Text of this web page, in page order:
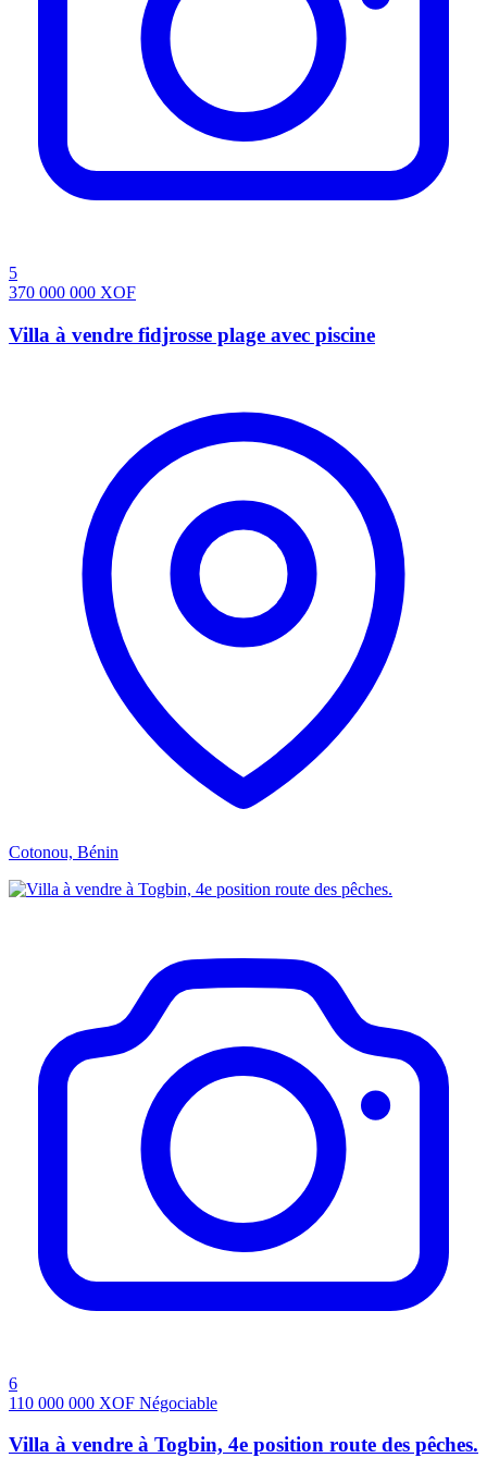
5
370 000 000 XOF
Villa à vendre fidjrosse plage avec piscine
Cotonou, Bénin
6
110 000 000 XOF Négociable
Villa à vendre à Togbin, 4e position route des pêches.